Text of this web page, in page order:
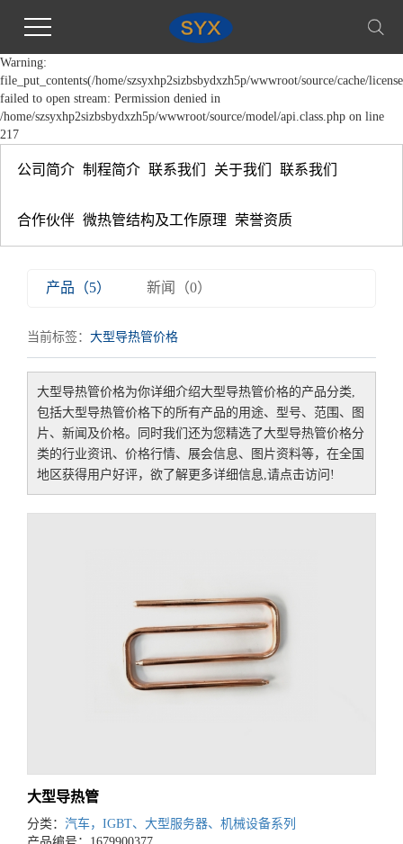
Warning:
file_put_contents(/home/szsyxhp2sizbsbydxzh5p/wwwroot/source/cache/
failed to open stream: Permission denied in
/home/szsyxhp2sizbsbydxzh5p/wwwroot/source/model/api.class.php on line
217
公司简介 制程简介 联系我们 关于我们 联系我们
合作伙伴 微热管结构及工作原理 荣誉资质
产品（5） 新闻（0）
当前标签： 大型导热管价格
大型导热管价格为你详细介绍大型导热管价格的产品分类,
包括大型导热管价格下的所有产品的用途、型号、范围、图
片、新闻及价格。同时我们还为您精选了大型导热管价格分
类的行业资讯、价格行情、展会信息、图片资料等，在全国
地区获得用户好评，欲了解更多详细信息,请点击访问!
大型导热管
分类： 汽车，IGBT、大型服务器、机械设备系列